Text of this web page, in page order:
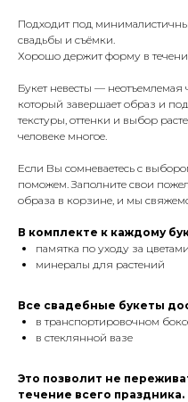
Подходит под
свадьбы и съёмки.
Хорошо держит форму в
Букет невесты — неотъемлемая
который завершает образ и
текстуры, оттенки и выбор
человеке многое.
Если Вы сомневаетесь с
поможем. Заполните свои
образа в корзине, и мы
В комплекте к каждому
памятка по уходу за цветами
минералы для растений
Все свадебные букеты
в транспортировочном
в стеклянной вазе
Это позволит не
течение всего праздника.